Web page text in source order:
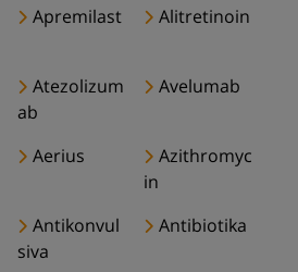
Apremilast Alitretinoin
Atezolizum
ab
Avelumab
Aerius
Azithromyc
in
Antikonvul
siva
Antibiotika